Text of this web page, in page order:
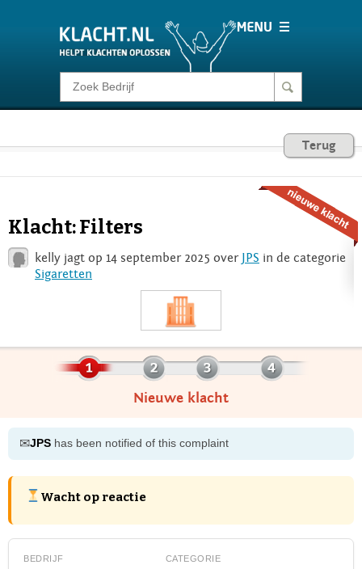
Klacht melden
Consumentenrecht Terug
Klacht: Filters
kelly jagt op 14 september 2025 over JPS in de categorie
Sigaretten
Nieuwe klacht
✉JPS has been notified of this complaint
Wacht op reactie
BEDRIJF CATEGORIE